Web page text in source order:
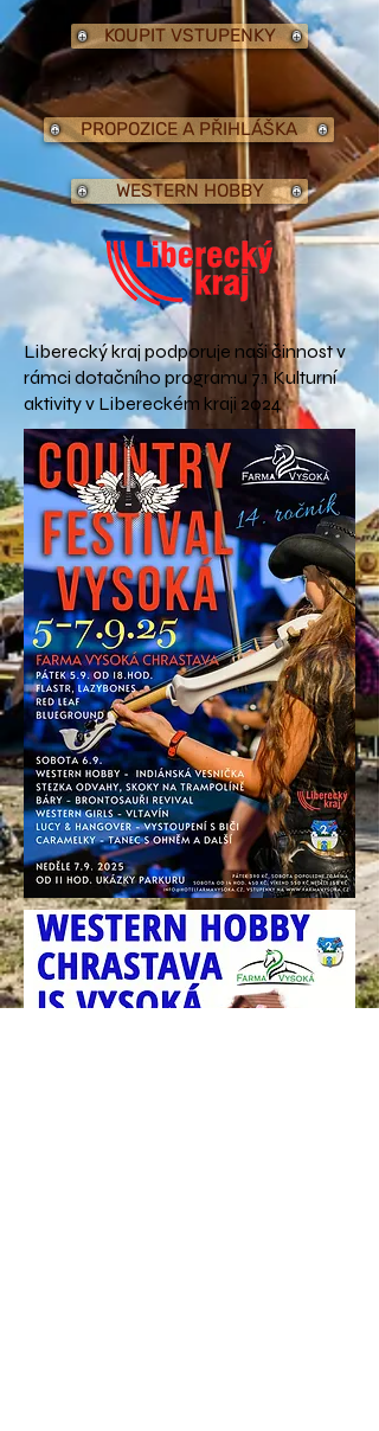
KOUPIT VSTUPENKY
PROPOZICE A PŘIHLÁŠKA
WESTERN HOBBY
Liberecký kraj podporuje naši činnost v
rámci dotačního programu 7.1 Kulturní
aktivity v Libereckém kraji 2024